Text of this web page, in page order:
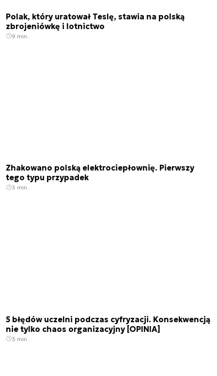
Polak, który uratował Teslę, stawia na polską
zbrojeniówkę i lotnictwo
9 min.
Zhakowano polską elektrociepłownię. Pierwszy
tego typu przypadek
3 min.
5 błędów uczelni podczas cyfryzacji. Konsekwencją
nie tylko chaos organizacyjny [OPINIA]
3 min.